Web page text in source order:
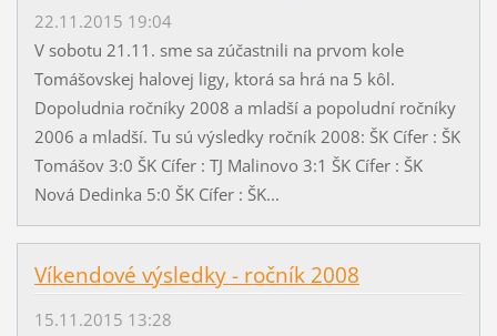
22.11.2015 19:04
V sobotu 21.11. sme sa zúčastnili na prvom kole
Tomášovskej halovej ligy, ktorá sa hrá na 5 kôl.
Dopoludnia ročníky 2008 a mladší a popoludní ročníky
2006 a mladší. Tu sú výsledky ročník 2008: ŠK Cífer : ŠK
Tomášov 3:0 ŠK Cífer : TJ Malinovo 3:1 ŠK Cífer : ŠK
Nová Dedinka 5:0 ŠK Cífer : ŠK...
Víkendové výsledky - ročník 2008
15.11.2015 13:28